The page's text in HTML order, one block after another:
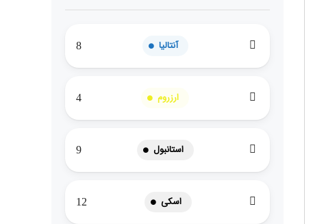
آنتالیا 8
ارزروم 4
استانبول 9
اسکی 12